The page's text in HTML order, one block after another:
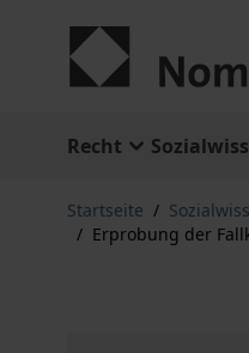
Recht
Startseite /
/ Erprobung der